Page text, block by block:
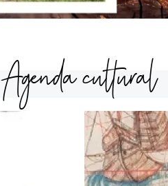
Agenda cultural